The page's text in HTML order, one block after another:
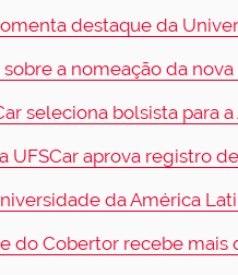
destaque da
a nomeação da
seleciona bolsista para
UFSCar aprova registro
da América
do Cobertor recebe mais